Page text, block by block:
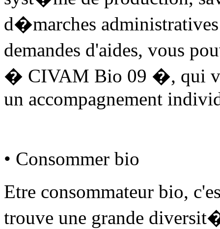
d�marches
demandes d'aides, vous
� CIVAM Bio 09 �, qui
un accompagnement
• Consommer bio
Etre consommateur bio,
trouve une grande